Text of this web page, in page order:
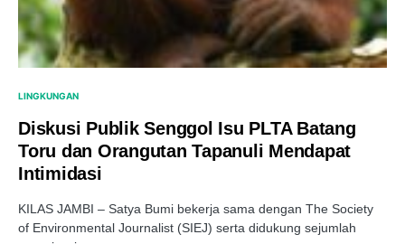
LINGKUNGAN
Diskusi Publik Senggol Isu PLTA Batang
Toru dan Orangutan Tapanuli Mendapat
Intimidasi
KILAS JAMBI – Satya Bumi bekerja sama dengan The Society
of Environmental Journalist (SIEJ) serta didukung sejumlah